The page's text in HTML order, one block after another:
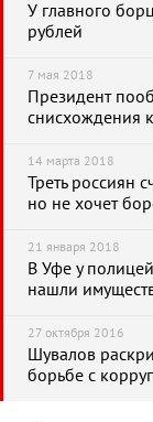
У главного
рублей
7 мая 2018
Президент
снисхождения
14 марта 2018
Треть россиян
но не хочет
21 января 2018
В Уфе у
нашли
27 октября 2016
Шувалов
борьбе с